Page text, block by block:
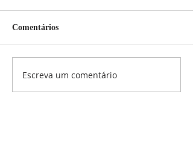
Comentários
Escreva um comentário